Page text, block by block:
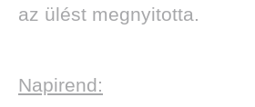
az ülést megnyitotta.
Napirend: